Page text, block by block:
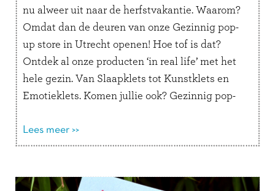
nu alweer uit naar de herfstvakantie. Waarom?
Omdat dan de deuren van onze Gezinnig pop-
up store in Utrecht openen! Hoe tof is dat?
Ontdek al onze producten ‘in real life’ met het
hele gezin. Van Slaapklets tot Kunstklets en
Emotieklets. Komen jullie ook? Gezinnig pop-
Lees meer >>